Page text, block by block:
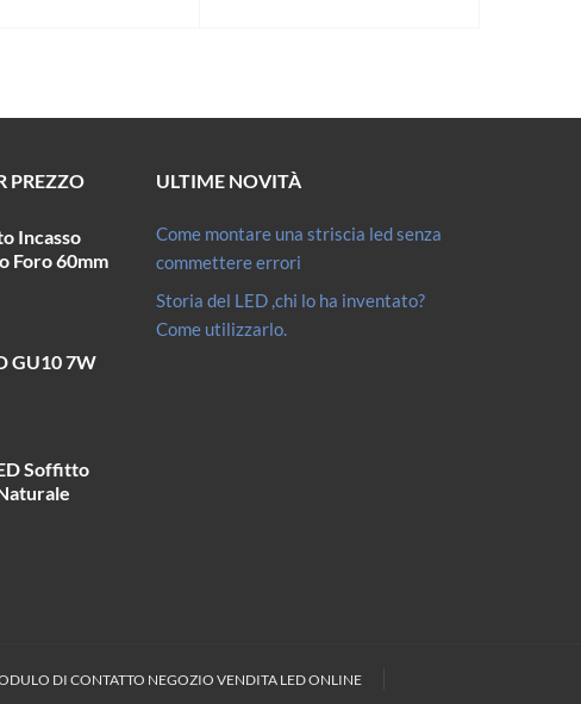
PREZZO
Incasso
Foro 60mm
GU10 7W
Soffitto
ULTIME NOVITÀ
Come montare una striscia led senza
commettere errori
Storia del LED ,chi lo ha inventato?
Come utilizzarlo.
DI CONTATTO NEGOZIO VENDITA LED ONLINE